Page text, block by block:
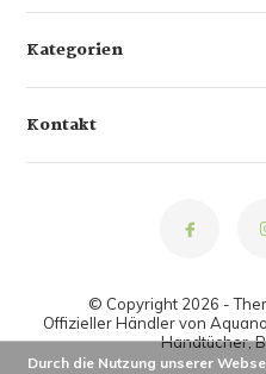
Kategorien
Kontakt
© Copyright 2026 -
Offizieller Händler von
Handtücher,
Durch die Nutzung unserer